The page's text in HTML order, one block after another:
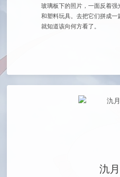
玻璃板下的照片，一面反着
和塑料玩具。去把它们拼成
就知道该向何方看了。
氿月